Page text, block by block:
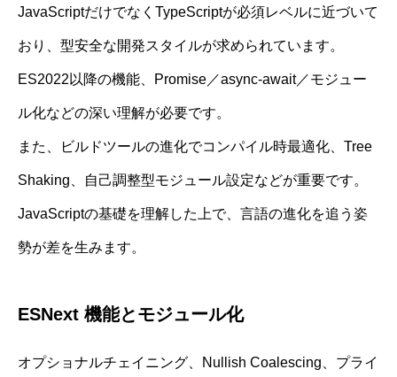
JavaScriptだけでなくTypeScriptが必須レベルに近づいて
おり、型安全な開発スタイルが求められています。
ES2022以降の機能、Promise／async‐await／モジュー
ル化などの深い理解が必要です。
また、ビルドツールの進化でコンパイル時最適化、Tree
Shaking、自己調整型モジュール設定などが重要です。
JavaScriptの基礎を理解した上で、言語の進化を追う姿
勢が差を生みます。
ESNext 機能とモジュール化
オプショナルチェイニング、Nullish Coalescing、プライ